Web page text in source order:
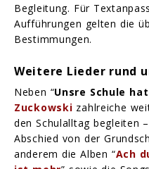
Begleitung. Für
Aufführungen gelten die
Bestimmungen.
Weitere Lieder rund
Neben “Unsre Schule
Zuckowski zahlreiche
den Schulalltag begleiten
Abschied von der
anderem die Alben “Ach